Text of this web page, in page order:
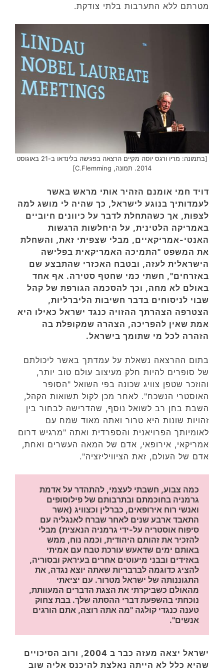
מטרתם ללא התערבות בלתי צודקת.
[בתמונה: מריו ורגס יוסה מקיים הרצאה בפגישה בלינדאו ב-21 באוגוסט
2014. תמונה, C.Flemming]
דויד חמי אומנם הזהיר אותי מראש באשר
לעמדותיך בנוגע לישראל, כך שהיה לי מושג למה
לצפות, אך כשהתחלת לדבר על כיוונים חיוביים
באמריקה הלטינית, על היחלשות הרגשות
האנטי-אמריקאיים, מבלי שצפיתי זאת, והשחלת
את המשפט "התמיכה האמריקאית בפלישה
הישראלית לעזה, ובטבח האכזרי שהתבצע שם
באזרחים", חשתי כמי שחטף סטירה. אף אחד
באולם לא מחה, וכך להסכמה הגורפת של קהל
שבוי לניסוחים בדבר חשיבות הליברליות,
הצטרפה הצהרתך ההזויה כנגד ישראל כאילו היא
אמת שאין להפריכה, הצהרה שמקופלת בה
הזהרה לכל מי שתומך בישראל.
בתום ההרצאה נשאלת על עמדתך באשר ליכולתם
של סופרים להיות חלק מעיצוב עולם טוב יותר,
והוזכר שטפן צוויג שכונה בפי השואל "הסופר
האוסטרי הנשכח". לאחר מכן לקול תשואות הקהל,
השבת בחן רב לשואל נוסף, שהדרישה לבחור בין
זהויות שונות היא טרור ואתה מאוד שמח עם
לאומיותך הפרויאנית והספרדית ואתה "מרגיש דרום
אמריקאי, אירופאי, אדם של המאה העשרים ואחת,
אדם של העולם, זאת הציוויליזציה".
אנשים".
ישראל יצאה מעזה כבר ב 2004, ורוב הסיכויים
שהיא כלל לא הייתה נאלצת להיכנס אליה שוב